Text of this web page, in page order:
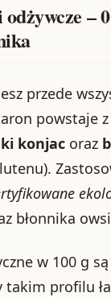
–
przede
powstaje z
konjac oraz
błonnika
w 100 g
takim profilu